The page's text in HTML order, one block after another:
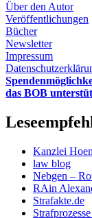
Über den Autor
Veröffentlichungen
Bücher
Newsletter
Impressum
das BOB
Kanzlei
law blog
Nebgen –
RAin
Strafakte.de